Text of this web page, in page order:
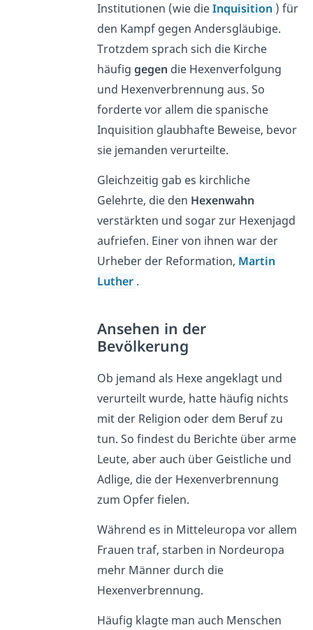
Institutionen (wie dieInquisition ) für
den Kampf gegen Andersgläubige.
Trotzdem sprach sich die Kirche
häufig gegen die Hexenverfolgung
und Hexenverbrennung aus. So
forderte vor allem die spanische
Inquisition glaubhafte Beweise, bevor
sie jemanden verurteilte.
Gleichzeitig gab es kirchliche
Gelehrte, die den Hexenwahn
verstärkten und sogar zur Hexenjagd
aufriefen. Einer von ihnen war der
Urheber der Reformation, Martin
Luther .
Ansehen in der
Bevölkerung
Ob jemand als Hexe angeklagt und
verurteilt wurde, hatte häufig nichts
mit der Religion oder dem Beruf zu
tun. So findest du Berichte über arme
Leute, aber auch über Geistliche und
Adlige, die der Hexenverbrennung
zum Opfer fielen.
Während es in Mitteleuropa vor allem
Frauen traf, starben in Nordeuropa
mehr Männer durch die
Hexenverbrennung.
Häufig klagte man auch Menschen